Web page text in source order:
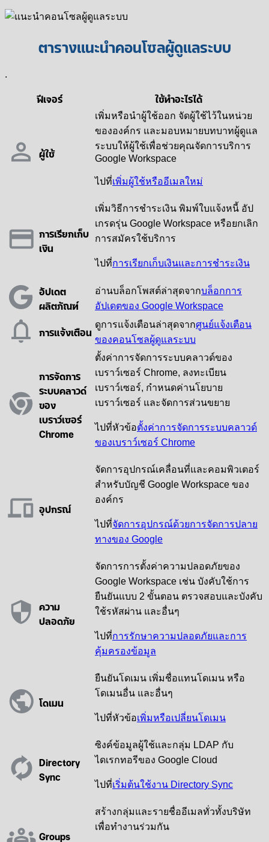
ตารางแนะนำคอนโซลผู้ดูแลระบบ
.
ฟีเจอร์ ใช้ทำอะไรได้
ผู้ใช้
เพิ่มหรือนำผู้ใช้ออก จัดผู้ใช้ไว้ในหน่วย
ขององค์กร และมอบหมายบทบาทผู้ดูแล
ระบบให้ผู้ใช้เพื่อช่วยคุณจัดการบริการ
Google Workspace
ไปที่เพิ่มผู้ใช้หรืออีเมลใหม่
การเรียกเก็บ
เงิน
เพิ่มวิธีการชำระเงิน พิมพ์ใบแจ้งหนี้ อัป
เกรดรุ่น Google Workspace หรือยกเลิก
การสมัครใช้บริการ
ไปที่การเรียกเก็บเงินและการชำระเงิน
อัปเดต
ผลิตภัณฑ์
อ่านบล็อกโพสต์ล่าสุดจากบล็อกการ
อัปเดตของ Google Workspace
การแจ้งเตือน
ดูการแจ้งเตือนล่าสุดจากศูนย์แจ้งเตือน
ของคอนโซลผู้ดูแลระบบ
การจัดการ
ระบบคลาวด์
ของ
เบราว์เซอร์
Chrome
ตั้งค่าการจัดการระบบคลาวด์ของ
เบราว์เซอร์ Chrome, ลงทะเบียน
เบราว์เซอร์, กำหนดค่านโยบาย
เบราว์เซอร์ และจัดการส่วนขยาย
ไปที่หัวข้อตั้งค่าการจัดการระบบคลาวด์
ของเบราว์เซอร์ Chrome
อุปกรณ์
จัดการอุปกรณ์เคลื่อนที่และคอมพิวเตอร์
สําหรับบัญชี Google Workspace ของ
องค์กร
ไปที่จัดการอุปกรณ์ด้วยการจัดการปลาย
ทางของ Google
ความ
ปลอดภัย
จัดการการตั้งค่าความปลอดภัยของ
Google Workspace เช่น บังคับใช้การ
ยืนยันแบบ 2 ขั้นตอน ตรวจสอบและบังคับ
ใช้รหัสผ่าน และอื่นๆ
ไปที่การรักษาความปลอดภัยและการ
คุ้มครองข้อมูล
โดเมน
ยืนยันโดเมน เพิ่มชื่อแทนโดเมน หรือ
โดเมนอื่น และอื่นๆ
ไปที่หัวข้อเพิ่มหรือเปลี่ยนโดเมน
Directory
Sync
ซิงค์ข้อมูลผู้ใช้และกลุ่ม LDAP กับ
ไดเรกทอรีของ Google Cloud
ไปที่เริ่มต้นใช้งาน Directory Sync
Groups
สร้างกลุ่มและรายชื่ออีเมลทั่วทั้งบริษัท
เพื่อทำงานร่วมกัน